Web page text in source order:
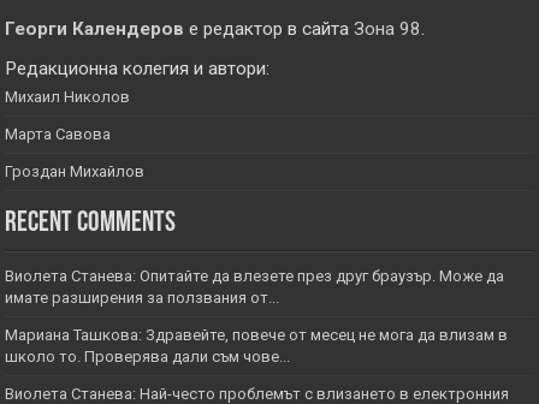
Георги Календеров е редактор в сайтаЗона 98.
Редакционна колегия и автори:
Михаил Николов
Марта Савова
Гроздан Михайлов
Recent Comments
Виолета Станева: Опитайте да влезете през друг браузър. Може да
имате разширения за ползвания от...
Мариана Ташкова: Здравейте, повече от месец не мога да влизам в
школо то. Проверява дали съм чове...
Виолета Станева: Най-често проблемът с влизането в електронния